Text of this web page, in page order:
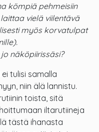
kömpiä pehmeisiin
vielä viilentävä
myös korvatulpat
näköpiirissäsi?
tulisi samalla
niin älä lannistu.
toista, sitä
iltarutiineja
tästä ihanasta